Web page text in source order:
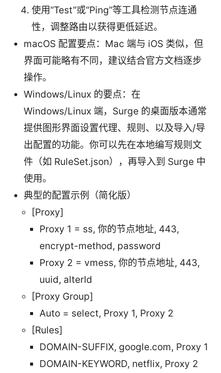
使用“Test”或“Ping”等工具检测节点连通
性，调整路由以获得更低延迟。
macOS 配置要点：Mac 端与 iOS 类似，但
界面可能略有不同，建议结合官方文档逐步
操作。
Windows/Linux 的要点：在
Windows/Linux 端，Surge 的桌面版本通常
提供图形界面设置代理、规则、以及导入/导
出配置的功能。你可以先在本地编写规则文
件（如 RuleSet.json），再导入到 Surge 中
使用。
典型的配置示例（简化版）
[Proxy]
Proxy 1 = ss, 你的节点地址, 443,
encrypt-method, password
Proxy 2 = vmess, 你的节点地址, 443,
uuid, alterId
[Proxy Group]
Auto = select, Proxy 1, Proxy 2
[Rules]
DOMAIN-SUFFIX, google.com, Proxy 1
DOMAIN-KEYWORD, netflix, Proxy 2